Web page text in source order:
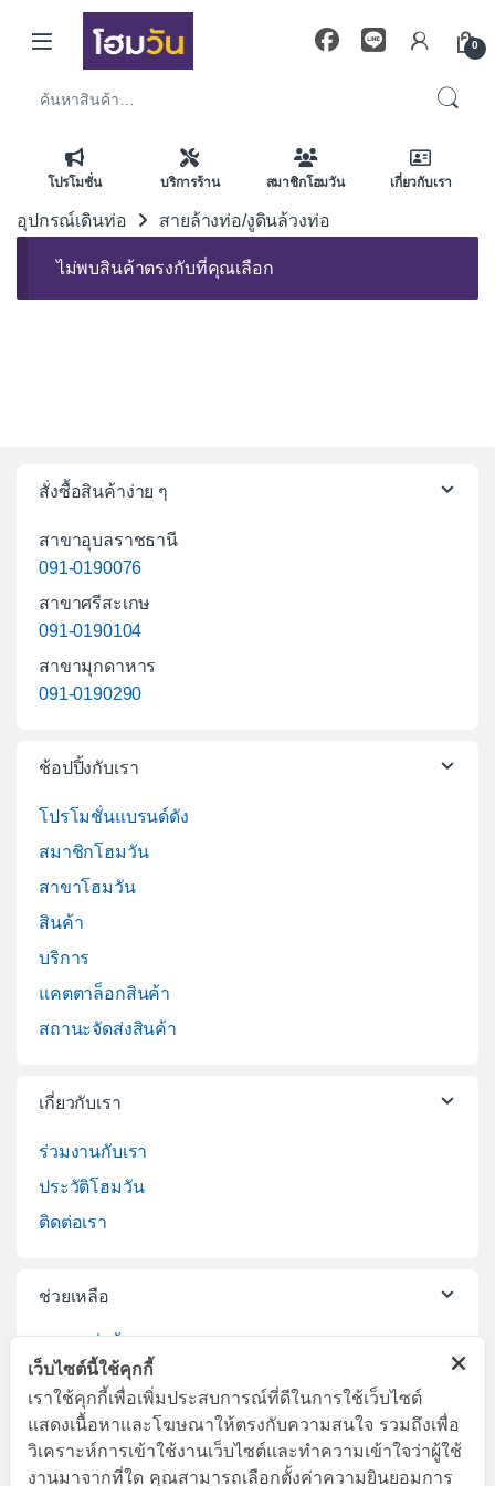
Skip to navigation
Skip to content
0
โปรโมชั่น บริการร้าน สมาชิกโฮมวัน เกี่ยวกับเรา
อุปกรณ์เดินท่อ สายล้างท่อ/งูดินล้วงท่อ
ไม่พบสินค้าตรงกับที่คุณเลือก
สั่งซื้อสินค้าง่าย ๆ
สาขาอุบลราชธานี
091-0190076
สาขาศรีสะเกษ
091-0190104
สาขามุกดาหาร
091-0190290
ช้อปปิ้งกับเรา
โปรโมชั่นแบรนด์ดัง
สมาชิกโฮมวัน
สาขาโฮมวัน
สินค้า
บริการ
แคตตาล็อกสินค้า
สถานะจัดส่งสินค้า
เกี่ยวกับเรา
ร่วมงานกับเรา
ประวัติโฮมวัน
ติดต่อเรา
ช่วยเหลือ
บริการจัดส่งสินค้า
เปลี่ยนคืนสินค้า
เว็บไซต์นี้ใช้คุกกี้
เราใช้คุกกี้เพื่อเพิ่มประสบการณ์ที่ดีในการใช้เว็บไซต์
แสดงเนื้อหาและโฆษณาให้ตรงกับความสนใจ รวมถึงเพื่อ
วิเคราะห์การเข้าใช้งานเว็บไซต์และทำความเข้าใจว่าผู้ใช้
งานมาจากที่ใด คุณสามารถเลือกตั้งค่าความยินยอมการ